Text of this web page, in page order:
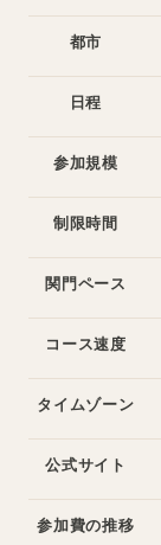
都市
日程
参加規模
制限時間
関門ペース
コース速度
タイムゾーン
公式サイト
参加費の推移